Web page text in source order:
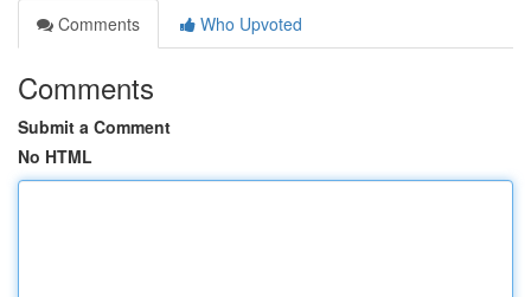
Comments
Who Upvoted
Comments
Submit a Comment
No HTML